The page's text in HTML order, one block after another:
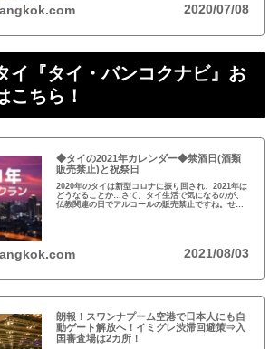
2020/07/08
イ『タイ・バンコクナビ』お
こちら！
◆タイの2021年カレンダー◆禁酒日(酒類
販売禁止)と祝祭日
2020年のタイは新型コロナに振り回され、2021年は
どうなることか…さて、タイ生活で気になるのが、
仏教関連の日でアルコールの販売禁止ですね。せっ
2021/08/03
朗報！スワンナプーム空港で日本人にも自
動ゲート解放へ！イミグレ渋滞回避策⇒入
国審査場は2カ所！